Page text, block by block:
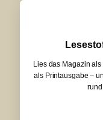
Lies das Magazin
als Printausgabe –